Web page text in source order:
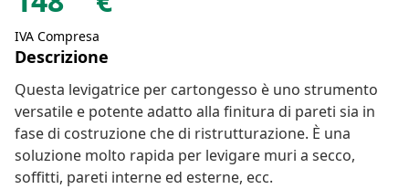
IVA Compresa
Descrizione
Questa levigatrice per cartongesso è uno strumento
versatile e potente adatto alla finitura di pareti sia in
fase di costruzione che di ristrutturazione. È una
soluzione molto rapida per levigare muri a secco,
soffitti, pareti interne ed esterne, ecc.